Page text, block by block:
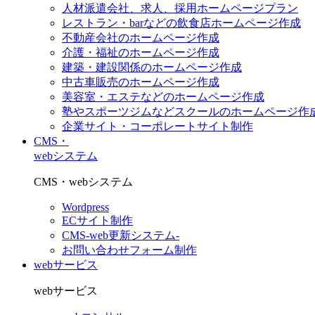
人材派遣会社、求人、採用ホームページプラン
レストラン・barなどの飲食店ホームページ作成
不動産会社のホームページ作成
介護・福祉のホームページ作成
建築・建設関係のホームページ作成
中古車販売のホームページ作成
美容室・エステなどのホームページ作成
塾やスポーツジムなどスクールのホームページ作
企業サイト・コーポレートサイト制作
CMS・
webシステム
CMS・webシステム
Wordpress
ECサイト制作
CMS-web更新システム-
お問い合わせフォーム制作
webサービス
webサービス